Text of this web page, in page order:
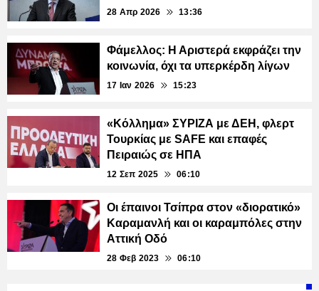
28 Απρ 2026 13:36
Φάμελλος: Η Αριστερά εκφράζει την
κοινωνία, όχι τα υπερκέρδη λίγων
17 Ιαν 2026 15:23
«Κόλλημα» ΣΥΡΙΖΑ με ΔΕΗ, φλερτ
Τουρκίας με SAFE και επαφές
Πειραιώς σε ΗΠΑ
12 Σεπ 2025 06:10
Οι έπαινοι Τσίπρα στον «διορατικό»
Καραμανλή και οι καραμπόλες στην
Αττική Οδό
28 Φεβ 2023 06:10